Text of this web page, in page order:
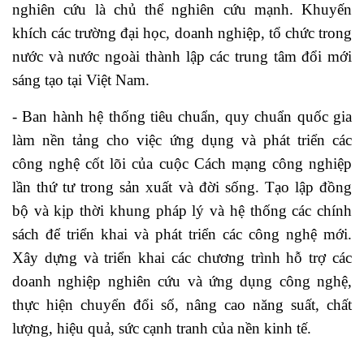
nghiên cứu là chủ thể nghiên cứu mạnh. Khuyến
khích các trường đại học, doanh nghiệp, tổ chức trong
nước và nước ngoài thành lập các trung tâm đổi mới
sáng tạo tại Việt Nam.
- Ban hành hệ thống tiêu chuẩn, quy chuẩn quốc gia
làm nền tảng cho việc ứng dụng và phát triển các
công nghệ cốt lõi của cuộc Cách mạng công nghiệp
lần thứ tư trong sản xuất và đời sống. Tạo lập đồng
bộ và kịp thời khung pháp lý và hệ thống các chính
sách để triển khai và phát triển các công nghệ mới.
Xây dựng và triển khai các chương trình hỗ trợ các
doanh nghiệp nghiên cứu và ứng dụng công nghệ,
thực hiện chuyển đổi số, nâng cao năng suất, chất
lượng, hiệu quả, sức cạnh tranh của nền kinh tế.